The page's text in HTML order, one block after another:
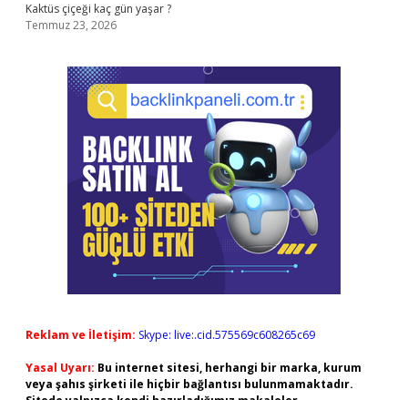
Kaktüs çiçeği kaç gün yaşar ?
Temmuz 23, 2026
Reklam ve İletişim: Skype: live:.cid.575569c608265c69
Yasal Uyarı: Bu internet sitesi, herhangi bir marka, kurum
veya şahıs şirketi ile hiçbir bağlantısı bulunmamaktadır.